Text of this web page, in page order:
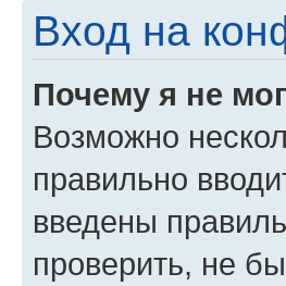
Вход на
Почему я не
Возможно
правильно
введены
проверить, не